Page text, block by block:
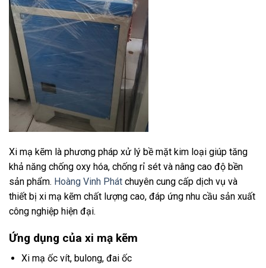
Xi mạ kẽm là phương pháp xử lý bề mặt kim loại giúp tăng
khả năng chống oxy hóa, chống rỉ sét và nâng cao độ bền
sản phẩm. Hoàng Vinh Phát chuyên cung cấp dịch vụ và
thiết bị xi mạ kẽm chất lượng cao, đáp ứng nhu cầu sản xuất
công nghiệp hiện đại.
Ứng dụng của xi mạ kẽm
Xi mạ ốc vít, bulong, đai ốc